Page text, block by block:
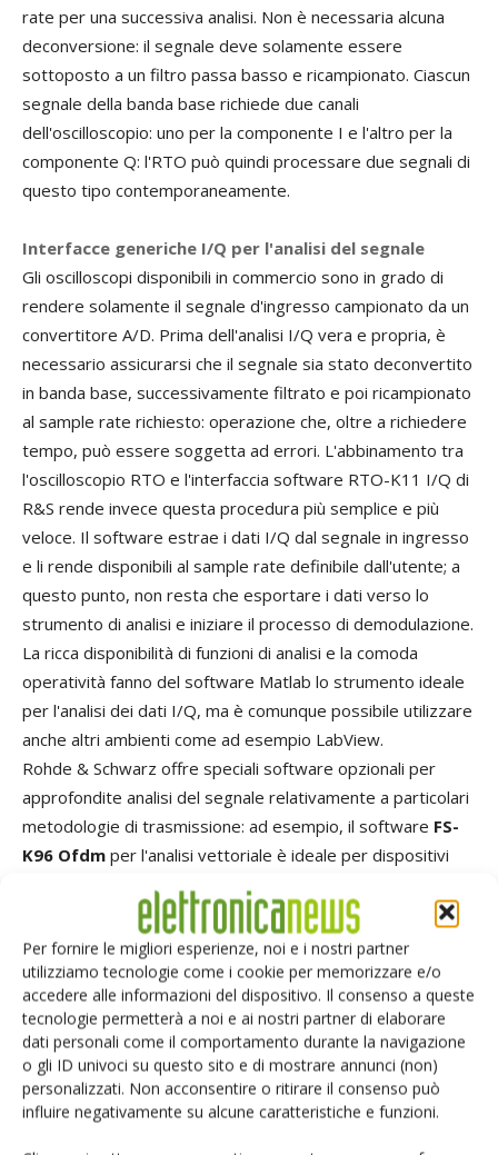
Per fornire le migliori esperienze, noi e i nostri partner
utilizziamo tecnologie come i cookie per memorizzare e/o
accedere alle informazioni del dispositivo. Il consenso a queste
tecnologie permetterà a noi e ai nostri partner di elaborare
dati personali come il comportamento durante la navigazione
o gli ID univoci su questo sito e di mostrare annunci (non)
personalizzati. Non acconsentire o ritirare il consenso può
influire negativamente su alcune caratteristiche e funzioni.
rate per una successiva analisi. Non è necessaria alcuna
deconversione: il segnale deve solamente essere
sottoposto a un filtro passa basso e ricampionato. Ciascun
segnale della banda base richiede due canali
dell'oscilloscopio: uno per la componente I e l'altro per la
componente Q: l'RTO può quindi processare due segnali di
questo tipo contemporaneamente.
Interfacce generiche I/Q per l'analisi del segnale
Gli oscilloscopi disponibili in commercio sono in grado di
rendere solamente il segnale d'ingresso campionato da un
convertitore A/D. Prima dell'analisi I/Q vera e propria, è
necessario assicurarsi che il segnale sia stato deconvertito
in banda base, successivamente filtrato e poi ricampionato
al sample rate richiesto: operazione che, oltre a richiedere
tempo, può essere soggetta ad errori. L'abbinamento tra
l'oscilloscopio RTO e l'interfaccia software RTO-K11 I/Q di
R&S rende invece questa procedura più semplice e più
veloce. Il software estrae i dati I/Q dal segnale in ingresso
e li rende disponibili al sample rate definibile dall'utente; a
questo punto, non resta che esportare i dati verso lo
strumento di analisi e iniziare il processo di demodulazione.
La ricca disponibilità di funzioni di analisi e la comoda
operatività fanno del software Matlab lo strumento ideale
per l'analisi dei dati I/Q, ma è comunque possibile utilizzare
anche altri ambienti come ad esempio LabView.
Rohde & Schwarz offre speciali software opzionali per
approfondite analisi del segnale relativamente a particolari
metodologie di trasmissione: ad esempio, il software FS-
K96 Ofdm per l'analisi vettoriale è ideale per dispositivi
WiMax e Lte, mentre il softwareFS-K112 è più indicato per
applicazioni di comunicazione near field. In entrambi i casi
sugli oscilloscopi RTO deve essere installata l'interfaccia
software I/Q.
Tempi di acquisizione lunghi
grazie alla deconversione di frequenza hardware
Per ottenere i dati I/Q il segnale d'ingresso è convertito da Rf o If alla